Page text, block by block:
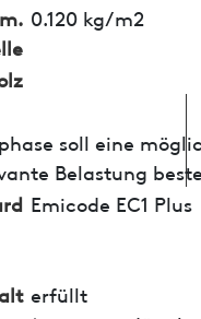
0.120 kg/m2
soll eine
Belastung
Emicode EC1 Plus
erfüllt